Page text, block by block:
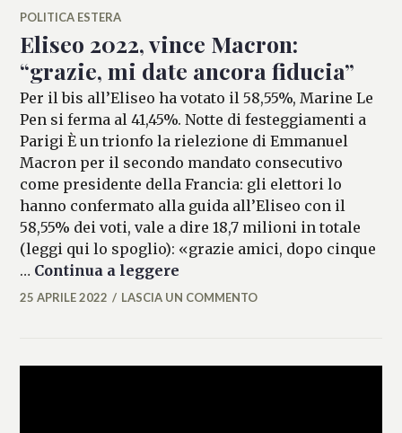
POLITICA ESTERA
Eliseo 2022, vince Macron:
“grazie, mi date ancora fiducia”
Per il bis all’Eliseo ha votato il 58,55%, Marine Le
Pen si ferma al 41,45%. Notte di festeggiamenti a
Parigi È un trionfo la rielezione di Emmanuel
Macron per il secondo mandato consecutivo
come presidente della Francia: gli elettori lo
hanno confermato alla guida all’Eliseo con il
58,55% dei voti, vale a dire 18,7 milioni in totale
(leggi qui lo spoglio): «grazie amici, dopo cinque
… Continua a leggere
MICAELA
25 APRILE 2022 LASCIA UN COMMENTO